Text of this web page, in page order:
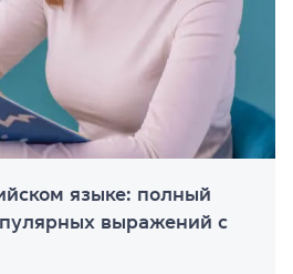
языке: полный
выражений с